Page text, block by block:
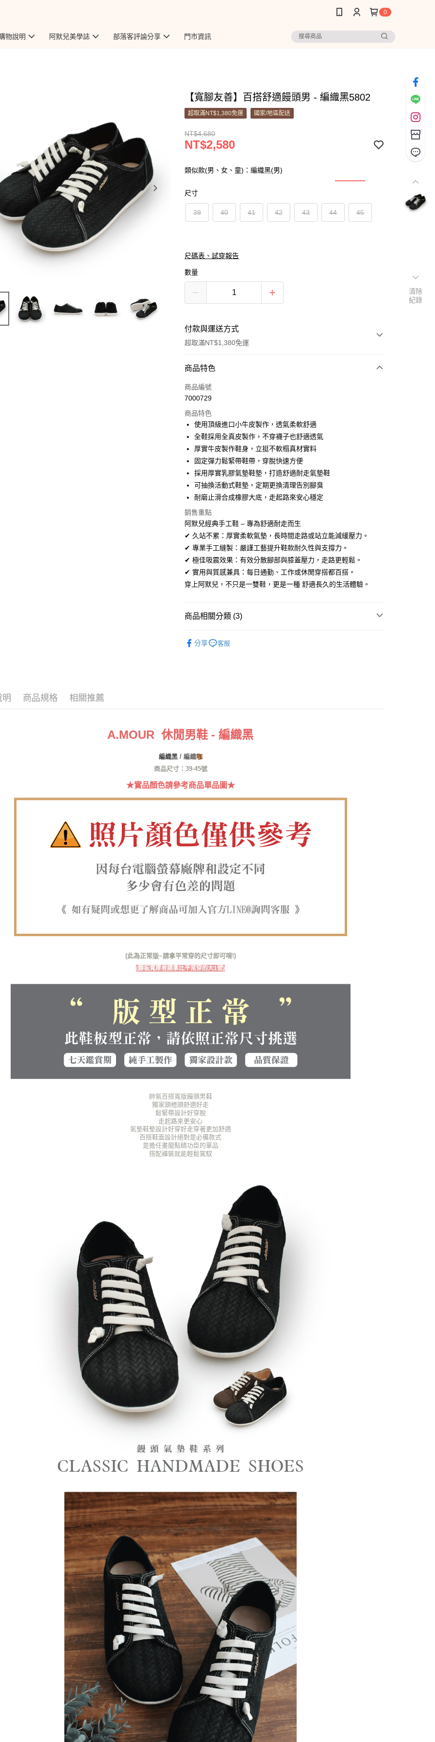
0
物說明 阿默兒美學誌 部落客評論分享 門市資訊
【寬腳友善】百搭舒適饅頭男 - 編織黑5802
超取滿NT$1,380免運 國家/地區配送
NT$4,680
NT$2,580
類似款(男、女、童)：編織黑(男)
尺寸
39 40 41 42 43 44 45
尺碼表、試穿報告
數量
付款與運送方式
超取滿NT$1,380免運
付款方式
信用卡一次付款
3 期 0 利率 每期 NT$860
合作金庫商業銀行
第一商業銀行
華南商業銀行
彰化商業銀行
國泰世華商業銀行
兆豐國際商業銀行
臺灣中小企業銀行
台中商業銀行
匯豐（台灣）商業銀行
華泰商業銀行
聯邦商業銀行
遠東國際商業銀行
玉山商業銀行
台新國際商業銀行
中國信託商業銀行
台灣樂天信用卡公司
超商取貨付款
Apple Pay
悠遊付
AFTEE先享後付
相關說明
【關於「AFTEE先享後付」】
AFTEE先享後付是「在收到商品之後才付款」的支付方式。 讓您購物簡單
１．簡單：不需註冊會員、不需綁卡、不需儲值。
２．便利：只要手機號碼，簡訊認證，即可結帳。
１．於結帳方式選擇「AFTEE先享後付」後，將跳轉至「AFTEE先享後
３．收到繳費通知簡訊後14天內，點擊此簡訊中的連結，可透過四大超商
１．透過由恩沛科技股份有限公司提供之「AFTEE先享後付」服務完成之
交易，需依本服務之必要範圍內提供個人資料，並將交易相關給付款項請
２．關於個人資料處理事宜，請瀏覽以下網址：
https://aftee.tw/terms/#terms3
「AFTEE先享後付」，若未經同意申辦者引起之損失，本公司不負相關責
４．使用「AFTEE先享後付」時，將依據個別帳號之用戶狀況，依本公司
５．嚴禁一人註冊多個帳號或使用他人資訊註冊。若發現惡意使用之情
形，恩沛科技股份有限公司將有權停止該用戶之使用額度並採取法律行
動。
ATM付款
運送方式
每筆NT$60，滿NT$1,380(含以上)免運費
每筆NT$60，滿NT$1,380(含以上)免運費
郵局
每筆NT$100，滿NT$1,380(含以上)免運費
郵局(離島專用)
每筆NT$125，滿NT$1,380(含以上)免運費
商品特色
商品編號
7000729
商品特色
使用頂級進口小牛皮製作，透氣柔軟舒適
全鞋採用全真皮製作，不穿襪子也舒適透氣
厚實牛皮製作鞋身，立挺不軟榻真材實料
固定彈力鬆緊帶鞋帶，穿脫快速方便
採用厚實乳膠氣墊鞋墊，打造舒適耐走氣墊鞋
可抽換活動式鞋墊，定期更換清理告別腳臭
耐磨止滑合成橡膠大底，走起路來安心穩定
銷售重點
阿默兒經典手工鞋 – 專為舒適耐走而生
✔ 久站不累：厚實柔軟氣墊，長時間走路或站立能減緩壓力。
✔ 專業手工縫製：嚴謹工藝提升鞋款耐久性與支撐力。
✔ 極佳吸震效果：有效分散腳部與膝蓋壓力，走路更輕鬆。
✔ 實用與質感兼具：每日通勤、工作或休閒穿搭都百搭。
穿上阿默兒，不只是一雙鞋，更是一種 舒適長久的生活體驗。
商品相關分類 (3)
分享 客服
明 商品規格 相關推薦
A.MOUR 休閒男鞋 - 編織黑
編織黑/ 編織咖
商品尺寸：39-45號
★實品顏色請參考商品單品圖★
(此為正常版~請拿平常穿的尺寸即可唷!)
(腳板寬厚者請拿比平常穿的大1號)
帥氣百搭寬版饅頭男鞋
獨家頭楦頭舒適好走
鬆緊帶設計好穿脫
走起路來更安心
氣墊鞋墊設計好穿好走穿著更加舒適
百搭鞋面設計絕對是必備款式
是擔任畫龍點睛功臣的單品
搭配褲裝就能輕鬆駕馭
清除
紀錄